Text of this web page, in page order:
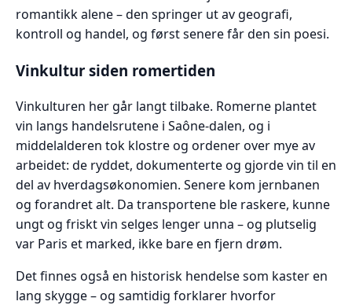
romantikk alene – den springer ut av geografi,
kontroll og handel, og først senere får den sin poesi.
Vinkultur siden romertiden
Vinkulturen her går langt tilbake. Romerne plantet
vin langs handelsrutene i Saône-dalen, og i
middelalderen tok klostre og ordener over mye av
arbeidet: de ryddet, dokumenterte og gjorde vin til en
del av hverdagsøkonomien. Senere kom jernbanen
og forandret alt. Da transportene ble raskere, kunne
ungt og friskt vin selges lenger unna – og plutselig
var Paris et marked, ikke bare en fjern drøm.
Det finnes også en historisk hendelse som kaster en
lang skygge – og samtidig forklarer hvorfor